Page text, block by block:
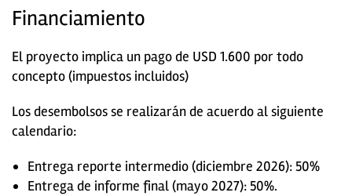
Financiamiento
El proyecto implica un pago de USD 1.600 por todo
concepto (impuestos incluidos)
Los desembolsos se realizarán de acuerdo al siguiente
calendario:
Entrega reporte intermedio (diciembre 2026): 50%
Entrega de informe final (mayo 2027): 50%.